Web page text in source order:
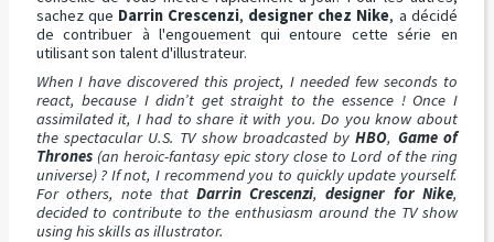
sachez que Darrin Crescenzi, designer chez Nike, a décidé
de contribuer à l'engouement qui entoure cette série en
utilisant son talent d'illustrateur.
When I have discovered this project, I needed few seconds to
react, because I didn’t get straight to the essence ! Once I
assimilated it, I had to share it with you. Do you know about
the spectacular U.S. TV show broadcasted byHBO, Game of
Thrones(an heroic-fantasy epic story close to Lord of the ring
universe) ? If not, I recommend you to quickly update yourself.
For others, note thatDarrin Crescenzi,designer for Nike,
decided to contribute to the enthusiasm around the TV show
using his skills as illustrator.